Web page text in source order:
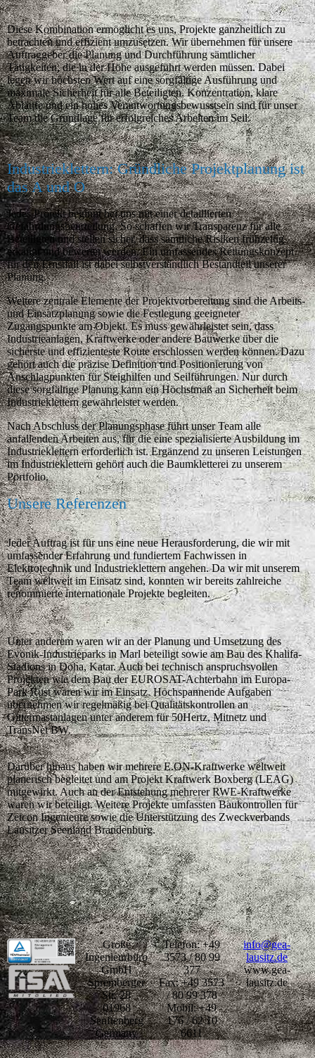
Diese Kombination ermöglicht es uns, Projekte ganzheitlich zu
betrachten und effizient umzusetzen. Wir übernehmen für unsere
Auftraggeber die Planung und Durchführung sämtlicher
Tätigkeiten, die in der Höhe ausgeführt werden müssen. Dabei
legen wir höchsten Wert auf eine sorgfältige Ausführung und
maximale Sicherheit für alle Beteiligten. Konzentration, klare
Abläufe und ein hohes Verantwortungsbewusstsein sind für unser
Team die Grundlage für erfolgreiches Arbeiten im Seil.
Industrieklettern: Gründliche Projektplanung ist
das A und O
Jedes Projekt beginnt bei uns mit einer detaillierten
Gefährdungsbeurteilung. So schaffen wir Transparenz für alle
Beteiligten und stellen sicher, dass sämtliche Risiken frühzeitig
erkannt und bewertet werden. Ein umfassendes Rettungskonzept
für den Ernstfall ist dabei selbstverständlich Bestandteil unserer
Planung.
Weitere zentrale Elemente der Projektvorbereitung sind die Arbeits-
und Einsatzplanung sowie die Festlegung geeigneter
Zugangspunkte am Objekt. Es muss gewährleistet sein, dass
Industrieanlagen, Kraftwerke oder andere Bauwerke über die
sicherste und effizienteste Route erschlossen werden können. Dazu
gehört auch die präzise Definition und Positionierung von
Anschlagpunkten für Steighilfen und Seilführungen. Nur durch
diese sorgfältige Planung kann ein Höchstmaß an Sicherheit beim
Industrieklettern gewährleistet werden.
Nach Abschluss der Planungsphase führt unser Team alle
anfallenden Arbeiten aus, für die eine spezialisierte Ausbildung im
Industrieklettern erforderlich ist. Ergänzend zu unseren Leistungen
im Industrieklettern gehört auch die Baumkletterei zu unserem
Portfolio.
Unsere Referenzen
Jeder Auftrag ist für uns eine neue Herausforderung, die wir mit
umfassender Erfahrung und fundiertem Fachwissen in
Elektrotechnik und Industrieklettern angehen. Da wir mit unserem
Team weltweit im Einsatz sind, konnten wir bereits zahlreiche
renommierte internationale Projekte begleiten.
Unter anderem waren wir an der Planung und Umsetzung des
Evonik-Industrieparks in Marl beteiligt sowie am Bau des Khalifa-
Stadions in Doha, Katar. Auch bei technisch anspruchsvollen
Projekten wie dem Bau der EUROSAT-Achterbahn im Europa-
Park Rust waren wir im Einsatz. Hochspannende Aufgaben
übernehmen wir regelmäßig bei Qualitätskontrollen an
Gittermastanlagen unter anderem für 50Hertz, Mitnetz und
TransNet BW.
Darüber hinaus haben wir mehrere E.ON-Kraftwerke weltweit
planerisch begleitet und am Projekt Kraftwerk Boxberg (LEAG)
mitgewirkt. Auch an der Entstehung mehrerer RWE-Kraftwerke
waren wir beteiligt. Weitere Projekte umfassten Baukontrollen für
Zetcon Ingenieure sowie die Unterstützung des Zweckverbands
Lausitzer Seenland Brandenburg.
Große
Ingenieurbüro
GmbH
Spremberger
Str. 28
01968
Senftenberg
Germany
Telefon: +49
3573 / 80 99
377
Fax: +49 3573
/ 80 99 378
Mobil: +49
176 / 62 10
6611
info@gea-
lausitz.de
www.gea-
lausitz.de